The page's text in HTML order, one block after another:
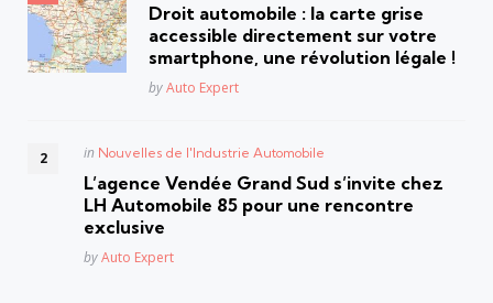
Droit automobile : la carte grise
accessible directement sur votre
smartphone, une révolution légale !
Posted
byAuto Expert
Posted
in Nouvelles de l'Industrie Automobile
L’agence Vendée Grand Sud s’invite chez
LH Automobile 85 pour une rencontre
exclusive
Posted
byAuto Expert